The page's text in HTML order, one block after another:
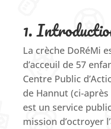
1.
La crèche DoRéMi
d’acceuil de 57
Centre Public
de Hannut (ci-après
est un service
mission d’octroyer